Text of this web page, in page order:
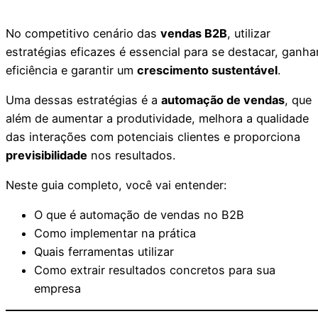
No competitivo cenário das vendas B2B, utilizar
estratégias eficazes é essencial para se destacar,
eficiência e garantir um crescimento sustentável.
Uma dessas estratégias é a automação de vendas, que
além de aumentar a produtividade, melhora a qualidade
das interações com potenciais clientes e proporciona
previsibilidade nos resultados.
Neste guia completo, você vai entender:
O que é automação de vendas no B2B
Como implementar na prática
Quais ferramentas utilizar
Como extrair resultados concretos para sua
empresa